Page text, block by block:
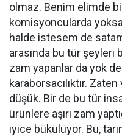
olmaz. Benim elimde
komisyoncularda
halde istesem de
arasında bu tür şeyleri
zam yapanlar da yok
karaborsacılıktır.
düşük. Bir de bu tür
ürünlere aşırı zam
iyice bükülüyor. Bu,